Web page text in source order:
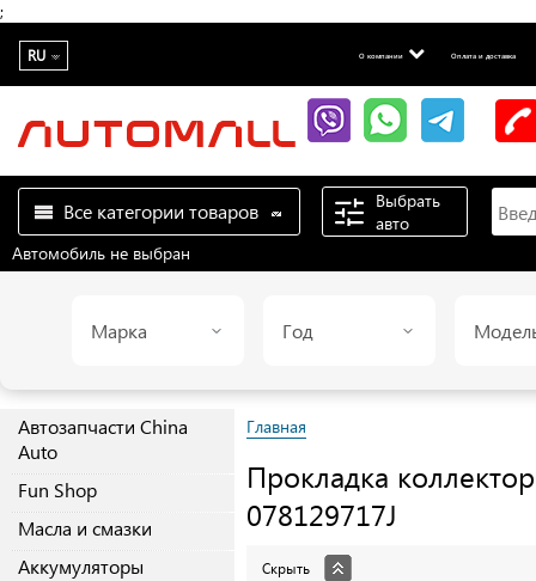
;
RU О компании Оплата и доставка
Все категории товаров
Выбрать
авто
Автомобиль не выбран
Марка Год
Автозапчасти China
Auto
Fun Shop
Масла и смазки
Аккумуляторы
Главная
Прокладка
078129717J
Скрыть